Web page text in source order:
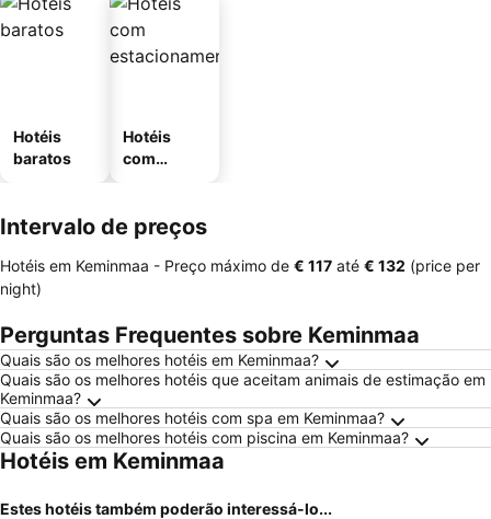
Hotéis
baratos
Hotéis
com
Intervalo de preços
Hotéis em Keminmaa - Preço máximo de ‎€ 117 até ‎€ 132 (price per
night)
Perguntas Frequentes sobre Keminmaa
Quais são os melhores hotéis em Keminmaa?
Quais são os melhores hotéis que aceitam animais de estimação em
Keminmaa?
Quais são os melhores hotéis com spa em Keminmaa?
Quais são os melhores hotéis com piscina em Keminmaa?
Hotéis em Keminmaa
Estes hotéis também poderão interessá-lo...